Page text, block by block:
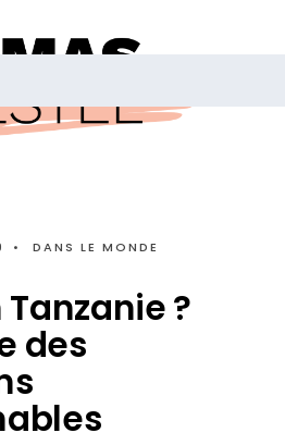
• DANS LE MONDE
?
des